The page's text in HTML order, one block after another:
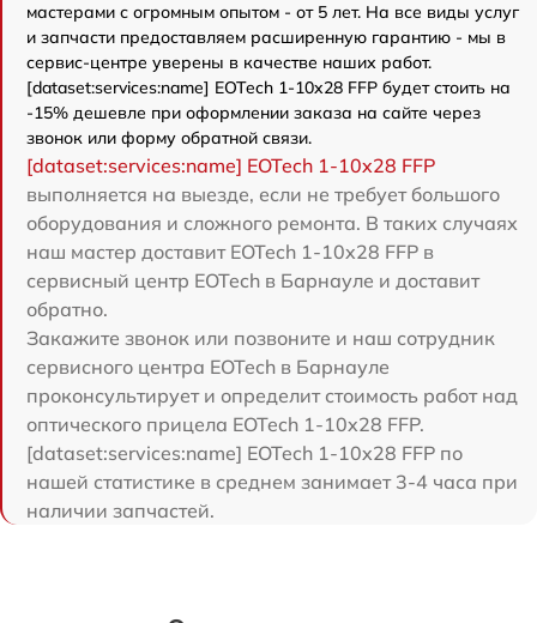
мастерами с огромным опытом - от 5 лет. На все виды услуг
и запчасти предоставляем расширенную гарантию - мы в
сервис-центре уверены в качестве наших работ.
[dataset:services:name] EOTech 1-10x28 FFP будет стоить на
-15% дешевле при оформлении заказа на сайте через
звонок или форму обратной связи.
[dataset:services:name] EOTech 1-10x28 FFP
выполняется на выезде, если не требует большого
оборудования и сложного ремонта. В таких случаях
наш мастер доставит EOTech 1-10x28 FFP в
сервисный центр EOTech в Барнауле и доставит
обратно.
Закажите звонок или позвоните и наш сотрудник
сервисного центра EOTech в Барнауле
проконсультирует и определит стоимость работ над
оптического прицела EOTech 1-10x28 FFP.
[dataset:services:name] EOTech 1-10x28 FFP по
нашей статистике в среднем занимает 3-4 часа при
наличии запчастей.